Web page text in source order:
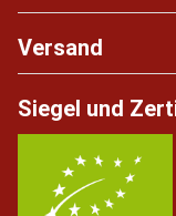
Versand
Siegel und